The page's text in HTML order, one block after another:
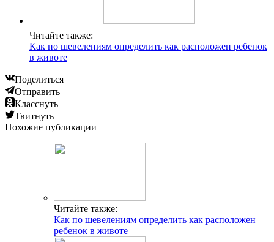
Читайте также:
Как по шевелениям определить как расположен ребенок
в животе
Поделиться
Отправить
Класснуть
Твитнуть
Похожие публикации
Читайте также:
Как по шевелениям определить как расположен
ребенок в животе